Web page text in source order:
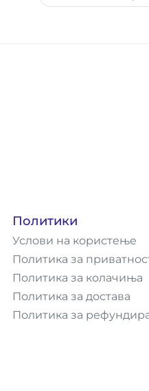
Политики
Услови на користење
Политика за
Политика за колачиња
Политика за достава
Политика за